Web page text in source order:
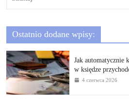
Ostatnio dodane wpisy:
Jak automatycznie
w księdze
4 czerwca 2026